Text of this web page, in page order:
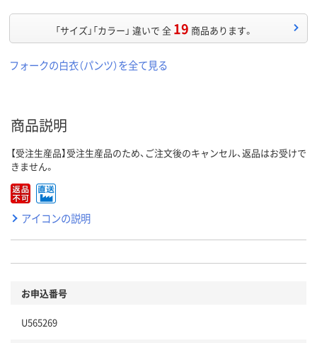
「サイズ」「カラー」 違いで 全 19 商品あります。
フォークの白衣（パンツ）を全て見る
商品説明
【受注生産品】受注生産品のため、ご注文後のキャンセル、返品はお受けで
きません。
アイコンの説明
お申込番号
U565269